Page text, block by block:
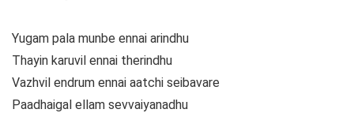
Yugam pala munbe ennai arindhu
Thayin karuvil ennai therindhu
Vazhvil endrum ennai aatchi seibavare
Paadhaigal ellam sevvaiyanadhu